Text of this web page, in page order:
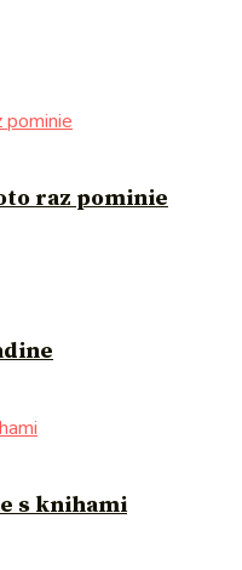
raz pominie
s knihami